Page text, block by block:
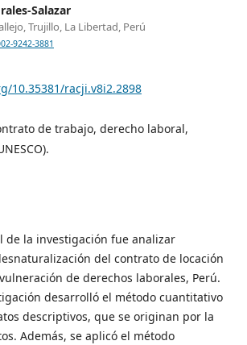
Salazar
Trujillo, La Libertad, Perú
9242-3881
10.35381/racji.v8i2.2898
de trabajo, derecho laboral,
de la investigación fue analizar
del contrato de locación
de derechos laborales, Perú.
desarrolló el método cuantitativo
descriptivos, que se originan por la
Además, se aplicó el método